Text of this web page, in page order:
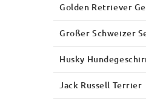
Golden Retriever
Großer Schweizer
Husky
Jack Russell Terrier